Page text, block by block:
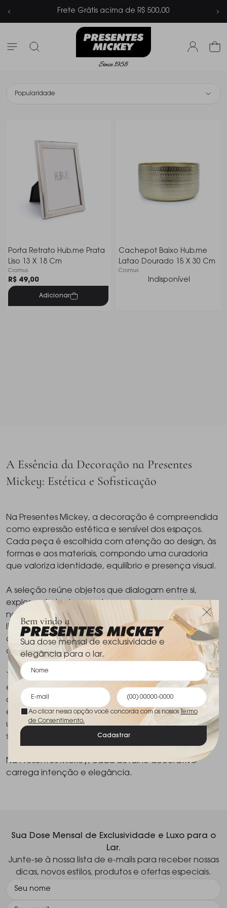
Bem vindo a
Sua dose mensal de exclusividade e
elegância para o lar.
Ao clicar nessa opção você concorda com os nossos Termo
de Consentimento.
Cadastrar
Frete Grátis acima de R$ 500,00
Popularidade
Porta Retrato Hub.me Prata
Liso 13 X 18 Cm
Cromus
R$ 49,00
Adicionar
Cachepot Baixo Hub.me
Latao Dourado 15 X 30 Cm
Cromus
Indisponível
A Essência da Decoração na Presentes
Mickey: Estética e Sofisticação
Na Presentes Mickey, a decoração é compreendida
como expressão estética e sensível dos espaços.
Cada peça é escolhida com atenção ao design, às
formas e aos materiais, compondo uma curadoria
que valoriza identidade, equilíbrio e presença visual.
A seleção reúne objetos que dialogam entre si,
explorando texturas, volumes e acabamentos com
naturalidade. São peças que se destacam pela
linguagem visual e pelo cuidado em cada detalhe,
contribuindo para composições sofisticadas e
atemporais.
Trabalhamos com marcas reconhecidas pela
excelência e pelo olhar autoral, garantindo itens
que preservam qualidade, durabilidade e caráter
estético. A decoração se apresenta, assim, como
um elemento de expressão, onde design e
sensibilidade caminham juntos.
Na Presentes Mickey, cada detalhe decorativo
carrega intenção e elegância.
Sua Dose Mensal de Exclusividade e Luxo para o
Lar.
Junte-se à nossa lista de e-mails para receber nossas
dicas, novos estilos, produtos e ofertas especiais.